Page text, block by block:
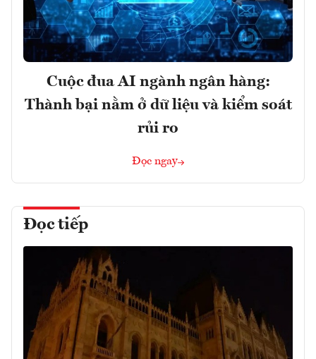
Cuộc đua AI ngành ngân hàng:
Thành bại nằm ở dữ liệu và kiểm soát
rủi ro
Đọc ngay
Đọc tiếp